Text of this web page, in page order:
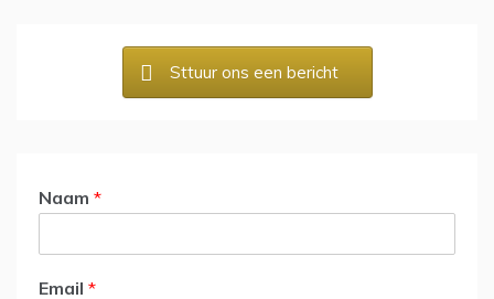
Sttuur ons een bericht
Naam *
Email *